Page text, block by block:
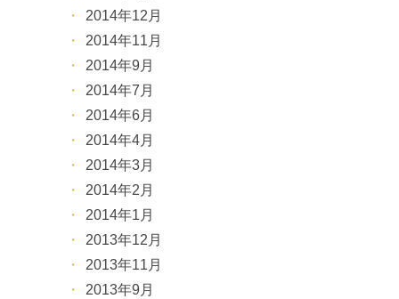
2014年12月
2014年11月
2014年9月
2014年7月
2014年6月
2014年4月
2014年3月
2014年2月
2014年1月
2013年12月
2013年11月
2013年9月